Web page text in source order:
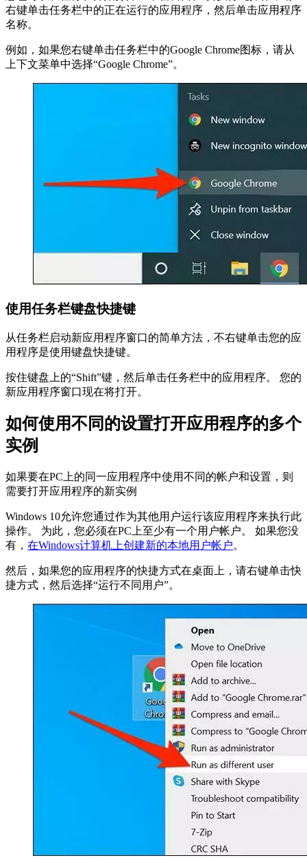
右键单击任务栏中的正在运行的应用程序，然后单击应用程序
名称。
例如，如果您右键单击任务栏中的Google Chrome图标，请从
上下文菜单中选择“Google Chrome”。
使用任务栏键盘快捷键
从任务栏启动新应用程序窗口的简单方法，不右键单击您的应
用程序是使用键盘快捷键。
按住键盘上的“Shift”键，然后单击任务栏中的应用程序。 您的
新应用程序窗口现在将打开。
如何使用不同的设置打开应用程序的多个
实例
如果要在PC上的同一应用程序中使用不同的帐户和设置，则
需要打开应用程序的新实例
Windows 10允许您通过作为其他用户运行该应用程序来执行此
操作。 为此，您必须在PC上至少有一个用户帐户。 如果您没
有， 在Windows计算机上创建新的本地用户帐户。
然后，如果您的应用程序的快捷方式在桌面上，请右键单击快
捷方式，然后选择“运行不同用户”。